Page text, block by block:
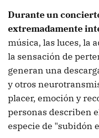
Durante un
extremadamente
música, las luces, la
la sensación de
generan una
y otros
placer, emoción y
personas describen
especie de "subidón